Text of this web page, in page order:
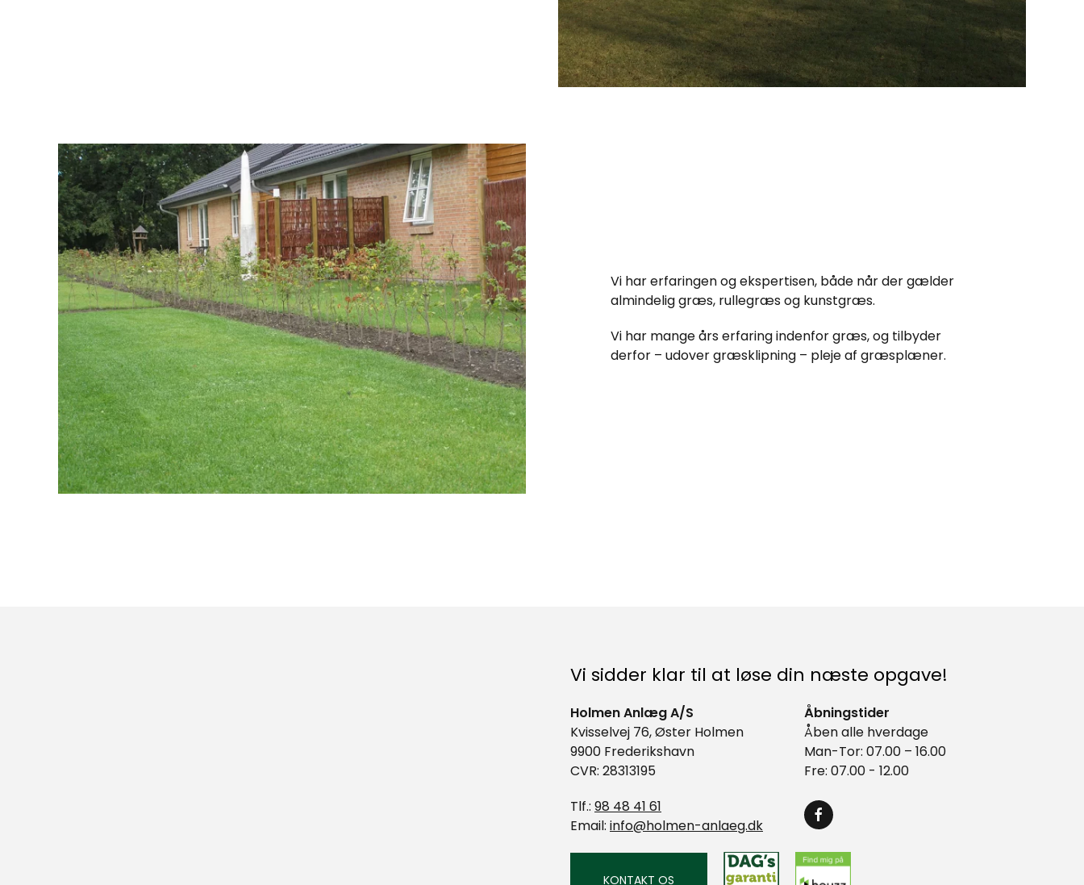
Vi har erfaringen og ekspertisen, både når der gælder
almindelig græs, rullegræs og kunstgræs.
Vi har mange års erfaring indenfor græs, og tilbyder
derfor – udover græsklipning – pleje af græsplæner.
Vi sidder klar til at løse din næste opgave!
Holmen Anlæg A/S
Kvisselvej 76, Øster Holmen
9900 Frederikshavn
CVR: 28313195
Tlf.: 98 48 41 61
Email: info@holmen-anlaeg.dk
Åbningstider
Åben alle hverdage
Man-Tor: 07.00 – 16.00
Fre: 07.00 - 12.00
KONTAKT OS